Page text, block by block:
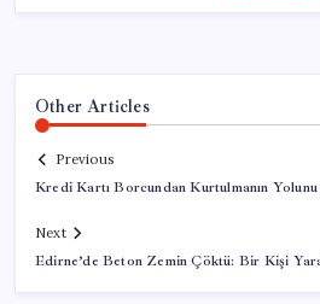
Other Articles
Previous
Kredi Kartı Borcundan Kurtulmanın Yolunu
Next
Edirne’de Beton Zemin Çöktü: Bir Kişi